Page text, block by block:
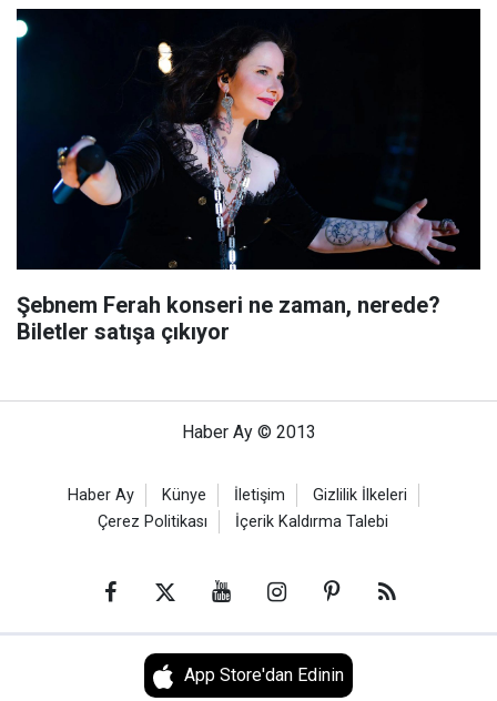
Şebnem Ferah konseri ne zaman, nerede?
Biletler satışa çıkıyor
Haber Ay © 2013
Haber Ay Künye İletişim
Gizlilik İlkeleri
Çerez Politikası
İçerik Kaldırma Talebi
App Store'dan Edinin